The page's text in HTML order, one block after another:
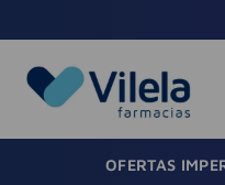
OFERTAS